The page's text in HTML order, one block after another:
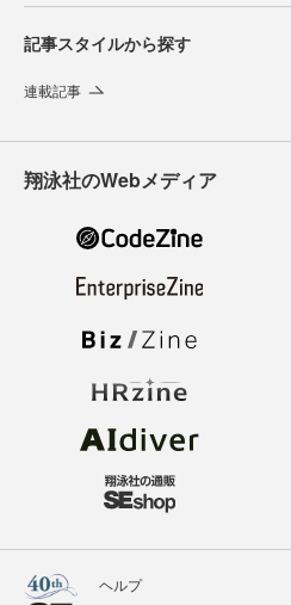
記事スタイルから探す
連載記事
翔泳社のWebメディア
ヘルプ